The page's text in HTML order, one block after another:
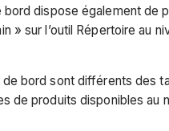
bord dispose également de
» sur l’outil Répertoire au
bord sont différents des
de produits disponibles au